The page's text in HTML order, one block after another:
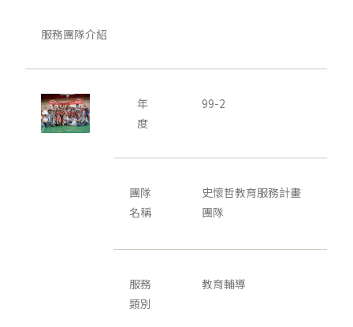
服務團隊介紹
年
度
99-2
團隊
名稱
史懷哲教育服務計畫
團隊
服務
類別
教育輔導